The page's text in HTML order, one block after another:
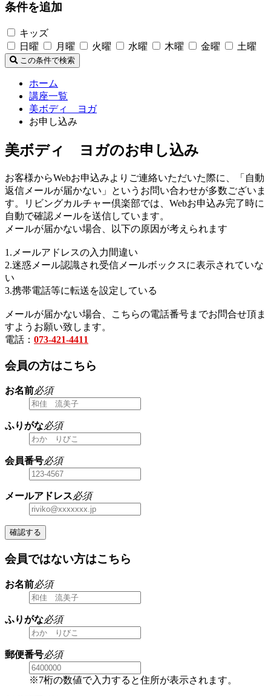
条件を追加
キッズ
日曜
月曜 火曜 水曜 木曜 金曜 土曜
この条件で検索
ホーム
講座一覧
美ボディ ヨガ
お申し込み
美ボディ ヨガのお申し込み
お客様からWebお申込みよりご連絡いただいた際に、「自動
返信メールが届かない」というお問い合わせが多数ございま
す。リビングカルチャー倶楽部では、Webお申込み完了時に
自動で確認メールを送信しています。
メールが届かない場合、以下の原因が考えられます
1.メールアドレスの入力間違い
2.迷惑メール認識され受信メールボックスに表示されていな
い
3.携帯電話等に転送を設定している
メールが届かない場合、こちらの電話番号までお問合せ頂ま
すようお願い致します。
電話： 073-421-4411
会員の方はこちら
お名前必須
ふりがな必須
会員番号必須
メールアドレス必須
確認する
会員ではない方はこちら
お名前必須
ふりがな必須
郵便番号必須
※7桁の数値で入力すると住所が表示されます。